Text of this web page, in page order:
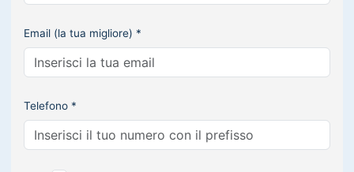
Email (la tua migliore) *
Telefono *